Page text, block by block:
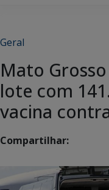
Geral
Mato
lote com
vacina
Compartilhar: